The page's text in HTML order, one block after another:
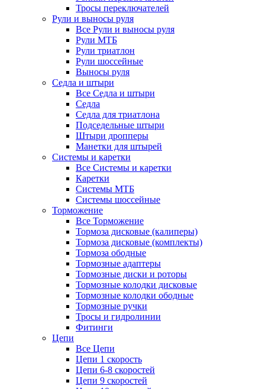
Тросы переключателей
Рули и выносы руля
Все Рули и выносы руля
Рули МТБ
Рули триатлон
Рули шоссейные
Выносы руля
Седла и штыри
Все Седла и штыри
Седла
Седла для триатлона
Подседельные штыри
Штыри дропперы
Манетки для штырей
Системы и каретки
Все Системы и каретки
Каретки
Системы МТБ
Системы шоссейные
Торможение
Все Торможение
Тормоза дисковые (калиперы)
Тормоза дисковые (комплекты)
Тормоза ободные
Тормозные адаптеры
Тормозные диски и роторы
Тормозные колодки дисковые
Тормозные колодки ободные
Тормозные ручки
Тросы и гидролинии
Фитинги
Цепи
Все Цепи
Цепи 1 скорость
Цепи 6-8 скоростей
Цепи 9 скоростей